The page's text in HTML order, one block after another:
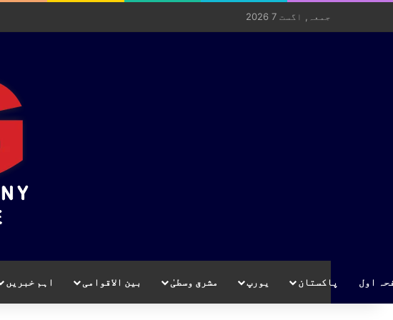
جمعہ, اگست 7 2026
اول پاکستان یورپ مشرق وسطیٰ بین الاقوامی اہم خبریں